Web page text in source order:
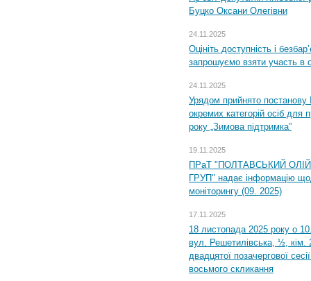
Буцко Оксани Олегівни
24.11.2025
Оцініть доступність і
запрошуємо взяти участь в
24.11.2025
Урядом прийнято постанову
окремих категорій осіб для
року „Зимова підтримка”
19.11.2025
ПРаТ "ПОЛТАВСЬКИЙ
ГРУП" надає інформацію
моніторингу (09. 2025)
17.11.2025
18 листопада 2025 року о
вул. Решетилівська, ½, кім.
двадцятої позачергової
восьмого скликання